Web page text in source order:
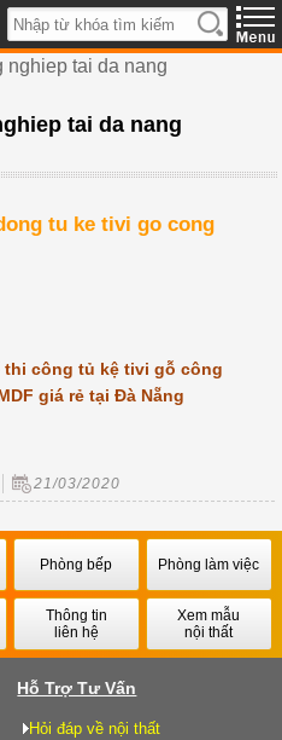
nghiep tai da nang
tai da nang
tu ke tivi go cong
thi công tủ kệ tivi gỗ công
giá rẻ tại Đà Nẵng
21/03/2020
Phòng bếp Phòng làm việc
Thông tin
liên hệ
Xem mẫu
nội thất
Hỗ Trợ Tư Vấn
Hỏi đáp về nội thất